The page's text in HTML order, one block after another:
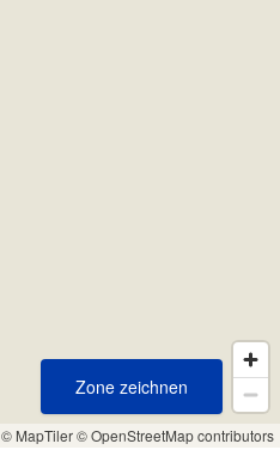
© MapTiler© OpenStreetMap contributors
Zone zeichnen
Zone zeichnen